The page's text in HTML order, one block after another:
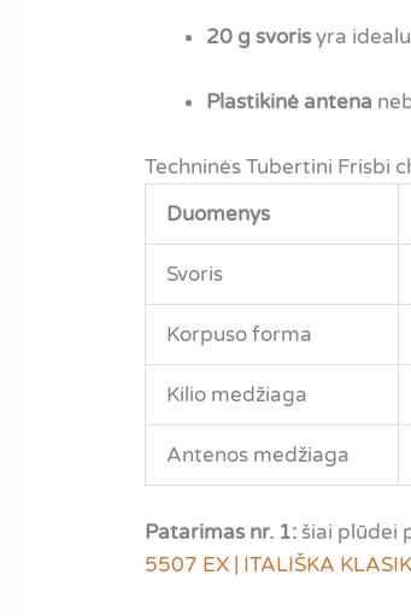
20 g svorisyra
Plastikinė antena
Techninės Tubertini Frisbi
Duomenys
Svoris
Korpuso forma
Kilio medžiaga
Antenos medžiaga
Patarimas nr. 1: šiai plūdei
5507 EX | ITALIŠKA